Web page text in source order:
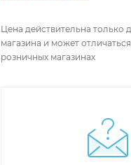
Цена действительна только
магазина и может
розничных магазинах